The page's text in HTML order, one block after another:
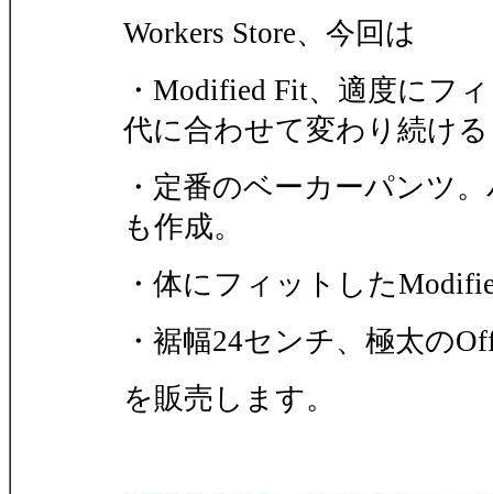
Workers Store、今回は
・Modified Fit、適度にフ
代に合わせて変わり続け
・定番のベーカーパンツ
も作成。
・体にフィットした
・裾幅24センチ、極太の
を販売します。